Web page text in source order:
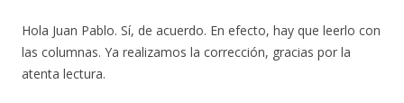
Hola Juan Pablo. Sí, de acuerdo. En efecto, hay que leerlo con
las columnas. Ya realizamos la corrección, gracias por la
atenta lectura.